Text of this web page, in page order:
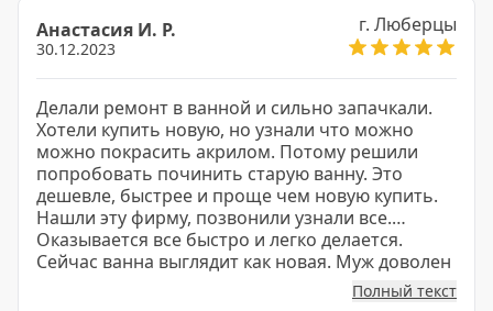
Анастасия И. Р.
30.12.2023
г. Люберцы
Делали ремонт в ванной и сильно запачкали.
Хотели купить новую, но узнали что можно
можно покрасить акрилом. Потому решили
попробовать починить старую ванну. Это
дешевле, быстрее и проще чем новую купить.
Нашли эту фирму, позвонили узнали все.
Оказывается все быстро и легко делается.
Сейчас ванна выглядит как новая. Муж доволен
Полный текст